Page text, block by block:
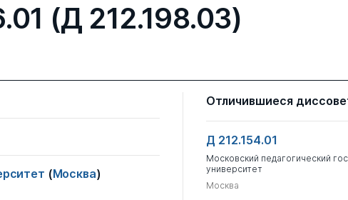
(Д 212.198.03)
(Москва)
Отличившиеся
Д 212.154.01
Московский педагогический
университет
Москва